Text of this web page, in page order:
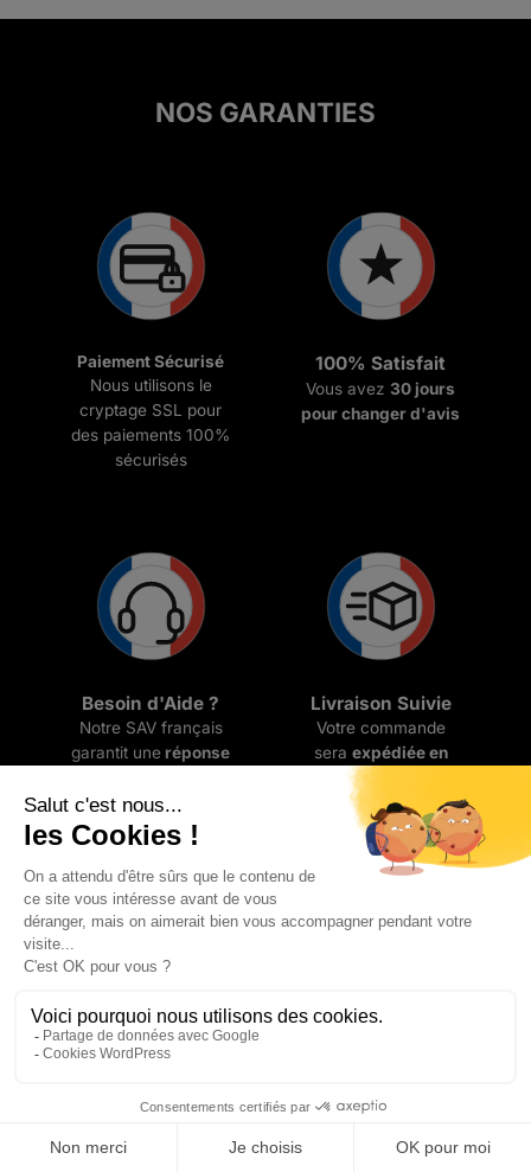
NOS GARANTIES
Paiement Sécurisé
Nous utilisons le
cryptage SSL pour
des paiements 100%
sécurisés
100% Satisfait
Vous avez 30 jours
pour changer d'avis
Besoin d'Aide ?
Notre SAV français
garantit une réponse
Livraison Suivie
Votre commande
sera expédiée en
24H/48H
monde entier)
NOUS CONTACTER PAR MAIL
contact@sacoche-monsieur.com
Contact